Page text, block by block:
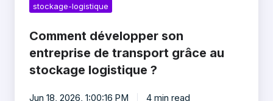
stockage-logistique
Comment développer son
entreprise de transport grâce au
stockage logistique ?
Jun 18, 2026, 1:00:16 PM 4 min read